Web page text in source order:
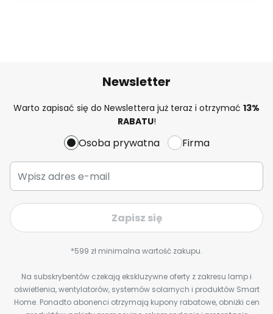
Newsletter
Warto zapisać się do Newslettera już teraz i otrzymać 13%
RABATU!
Osoba prywatna Firma
Zapisz się
*599 zł minimalna wartość zakupu.
Na subskrybentów czekają ekskluzywne oferty z zakresu lamp i
oświetlenia, wentylatorów, systemów solarnych i produktów Smart
Home. Ponadto abonenci otrzymają kupony rabatowe, obniżki cen